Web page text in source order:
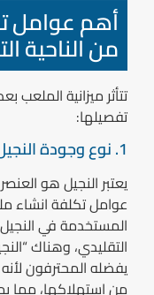
أهم عوامل
من الناحية
تتأثر ميزانية الملعب
تفصيلها:
يعتبر النجيل هو
عوامل تكلفة انشاء
المستخدمة في
يفضله المحترفون لأنه
من استهلاكها، مما